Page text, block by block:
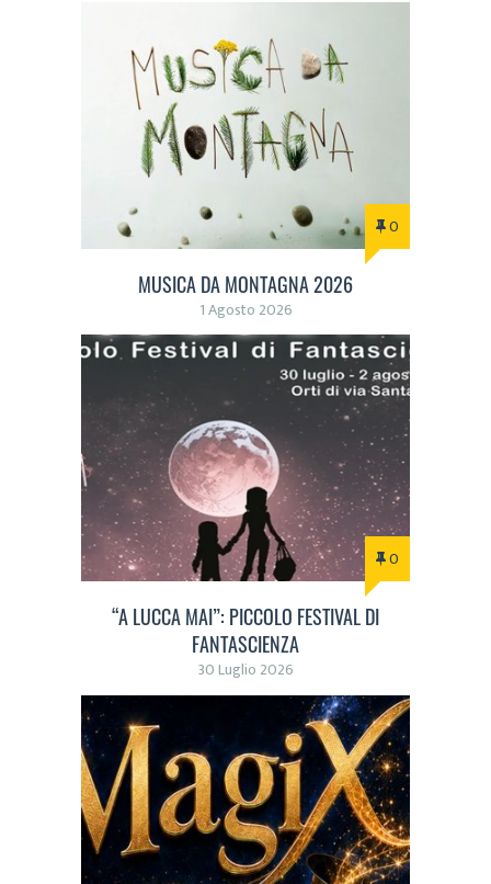
0
MUSICA DA MONTAGNA 2026
1 Agosto 2026
0
“A LUCCA MAI”: PICCOLO FESTIVAL DI
FANTASCIENZA
30 Luglio 2026